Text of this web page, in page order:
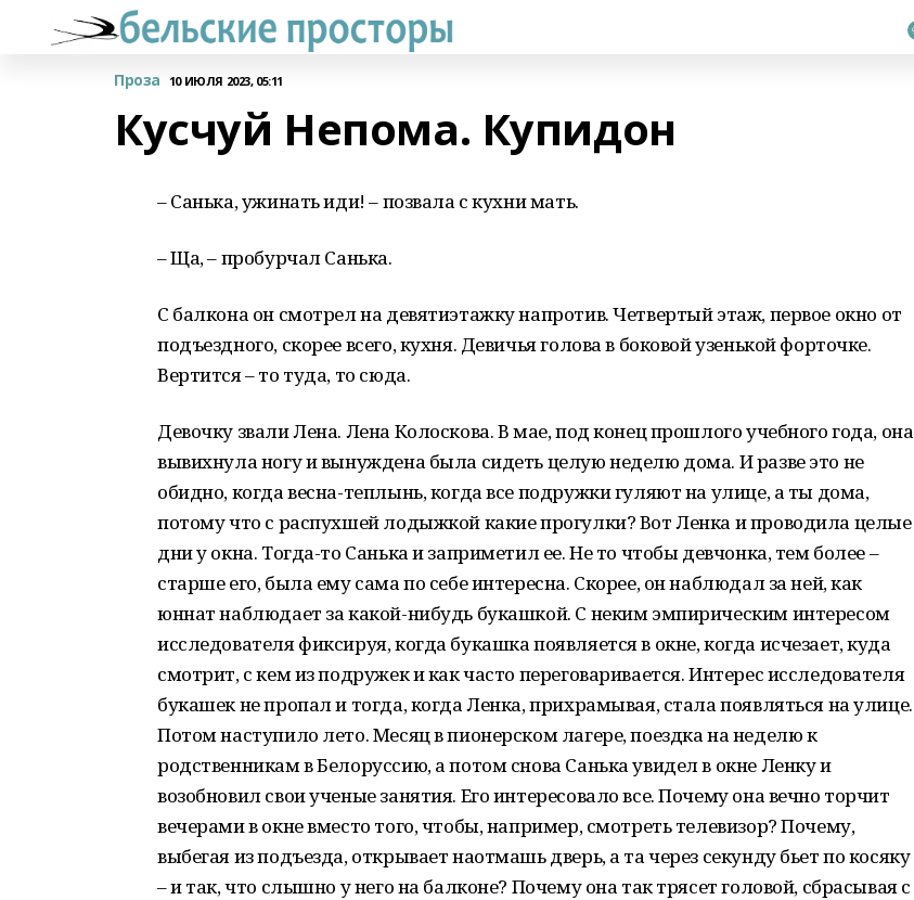
Проза 10 ИЮЛЯ 2023, 05:11
Кусчуй Непома. Купидон
– Санька, ужинать иди! – позвала с кухни мать.
– Ща, – пробурчал Санька.
С балкона он смотрел на девятиэтажку напротив. Четвертый этаж, первое окно от
подъездного, скорее всего, кухня. Девичья голова в боковой узенькой форточке.
Вертится – то туда, то сюда.
Девочку звали Лена. Лена Колоскова. В мае, под конец прошлого учебного года, она
вывихнула ногу и вынуждена была сидеть целую неделю дома. И разве это не
обидно, когда весна-теплынь, когда все подружки гуляют на улице, а ты дома,
потому что с распухшей лодыжкой какие прогулки? Вот Ленка и проводила целые
дни у окна. Тогда-то Санька и заприметил ее. Не то чтобы девчонка, тем более –
старше его, была ему сама по себе интересна. Скорее, он наблюдал за ней, как
юннат наблюдает за какой-нибудь букашкой. С неким эмпирическим интересом
исследователя фиксируя, когда букашка появляется в окне, когда исчезает, куда
смотрит, с кем из подружек и как часто переговаривается. Интерес исследователя
букашек не пропал и тогда, когда Ленка, прихрамывая, стала появляться на улице.
Потом наступило лето. Месяц в пионерском лагере, поездка на неделю к
родственникам в Белоруссию, а потом снова Санька увидел в окне Ленку и
возобновил свои ученые занятия. Его интересовало все. Почему она вечно торчит
вечерами в окне вместо того, чтобы, например, смотреть телевизор? Почему,
выбегая из подъезда, открывает наотмашь дверь, а та через секунду бьет по косяку
– и так, что слышно у него на балконе? Почему она так трясет головой, сбрасывая с